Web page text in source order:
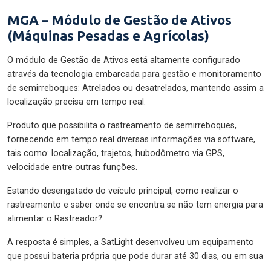
MGA – Módulo de Gestão de Ativos
(Máquinas Pesadas e Agrícolas)
O módulo de Gestão de Ativos está altamente configurado
através da tecnologia embarcada para gestão e monitoramento
de semirreboques: Atrelados ou desatrelados, mantendo assim a
localização precisa em tempo real.
Produto que possibilita o rastreamento de semirreboques,
fornecendo em tempo real diversas informações via software,
tais como: localização, trajetos, hubodômetro via GPS,
velocidade entre outras funções.
Estando desengatado do veículo principal, como realizar o
rastreamento e saber onde se encontra se não tem energia para
alimentar o Rastreador?
A resposta é simples, a SatLight desenvolveu um equipamento
que possui bateria própria que pode durar até 30 dias, ou em sua